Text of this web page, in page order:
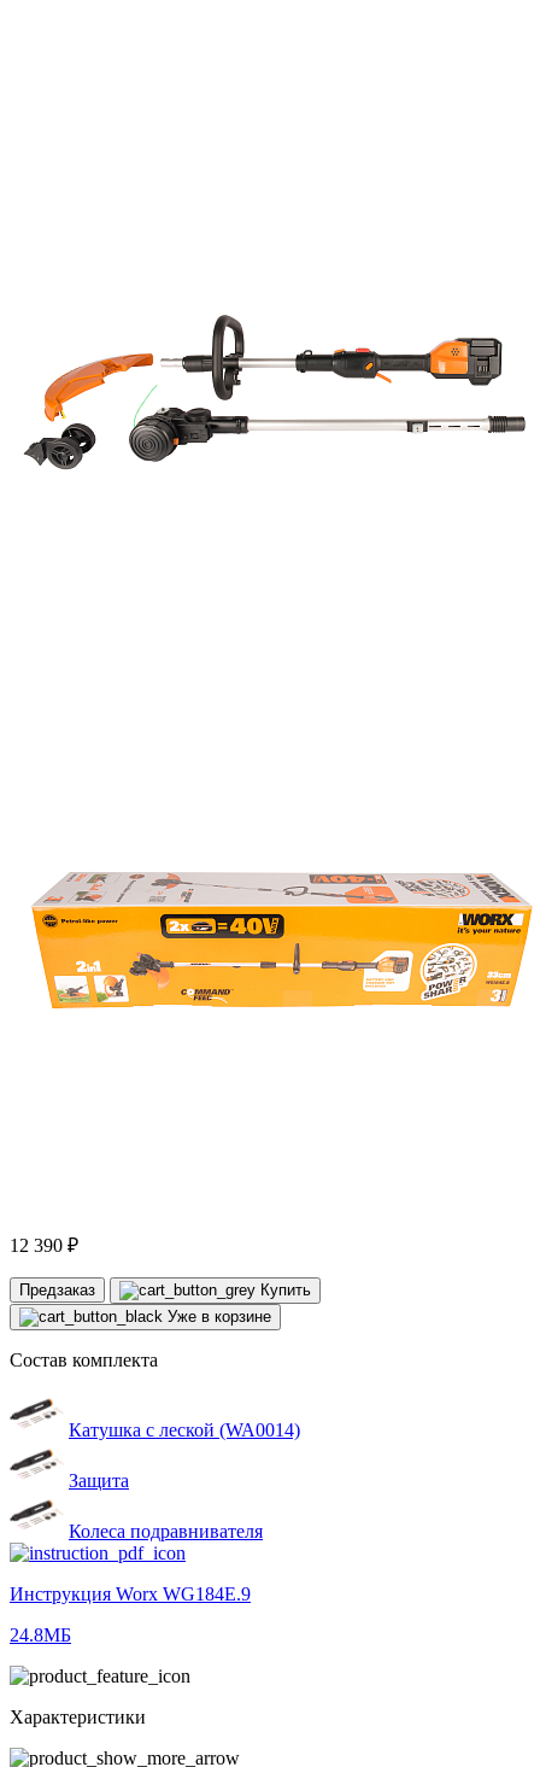
12 390 ₽
Предзаказ
Купить
Уже в корзине
Состав комплекта
Катушка с леской (WA0014)
Защита
Колеса подравнивателя
Инструкция Worx WG184E.9
24.8МБ
Характеристики